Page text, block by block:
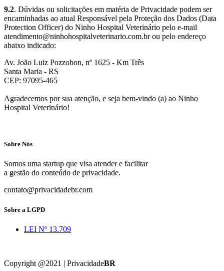
9.2. Dúvidas ou solicitações em matéria de Privacidade podem ser
encaminhadas ao atual Responsável pela Proteção dos Dados (Data
Protection Officer) do Ninho Hospital Veterinário pelo e-mail
atendimento@ninhohospitalveterinario.com.brou pelo endereço
abaixo indicado:
Av. João Luiz Pozzobon, nº 1625 - Km Três
Santa Maria - RS
CEP: 97095-465
Agradecemos por sua atenção, e seja bem-vindo (a) ao Ninho
Hospital Veterinário!
Sobre Nós
Somos uma startup que visa atender e facilitar
a gestão do conteúdo de privacidade.
contato@privacidadebr.com
Sobre a LGPD
LEI Nº 13.709
Copyright @2021 | PrivacidadeBR